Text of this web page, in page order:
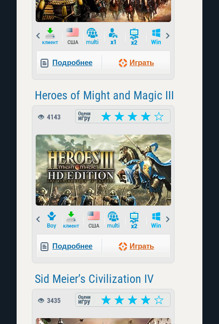
Prev
Подробнее Играть
Heroes of Might and Magic III
4143
Prev
Подробнее Играть
Sid Meier’s Civilization IV
3435